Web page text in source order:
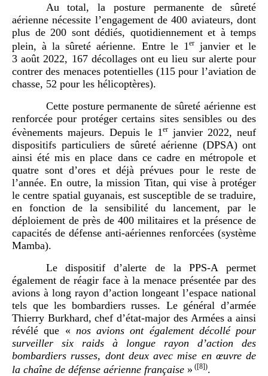
Au total, la posture permanente de sûreté
aérienne nécessite l’engagement de 400 aviateurs, dont
plus de 200 sont dédiés, quotidiennement et à temps
plein, à la sûreté aérienne. Entre le 1 erjanvier et le
3 août 2022, 167 décollages ont eu lieu sur alerte pour
contrer des menaces potentielles (115 pour l’aviation de
chasse, 52 pour les hélicoptères).
Cette posture permanente de sûreté aérienne est
renforcée pour protéger certains sites sensibles ou des
évènements majeurs. Depuis le 1 er janvier 2022, neuf
dispositifs particuliers de sûreté aérienne (DPSA) ont
ainsi été mis en place dans ce cadre en métropole et
quatre sont d’ores et déjà prévues pour le reste de
l’année. En outre, la mission Titan, qui vise à protéger
le centre spatial guyanais, est susceptible de se traduire,
en fonction de la sensibilité du lancement, par le
déploiement de près de 400 militaires et la présence de
capacités de défense anti-aériennes renforcées (système
Mamba).
Le dispositif d’alerte de la PPS-A permet
également de réagir face à la menace présentée par des
avions à long rayon d’action longeant l’espace national
tels que les bombardiers russes. Le général d’armée
Thierry Burkhard, chef d’état-major des Armées a ainsi
révélé que « nos avions ont également décollé pour
surveiller six raids à longue rayon d’action des
bombardiers russes, dont deux avec mise en œuvre de
la chaîne de défense aérienne française » ([8]).